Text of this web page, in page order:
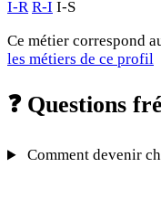
I-R R-I I-S
Ce métier correspond
les métiers de ce profil
❓Questions
Comment devenir